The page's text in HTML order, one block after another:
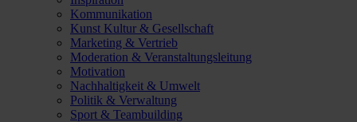
Kommunikation
Kunst Kultur & Gesellschaft
Marketing & Vertrieb
Moderation & Veranstaltungsleitung
Motivation
Nachhaltigkeit & Umwelt
Politik & Verwaltung
Sport & Teambuilding